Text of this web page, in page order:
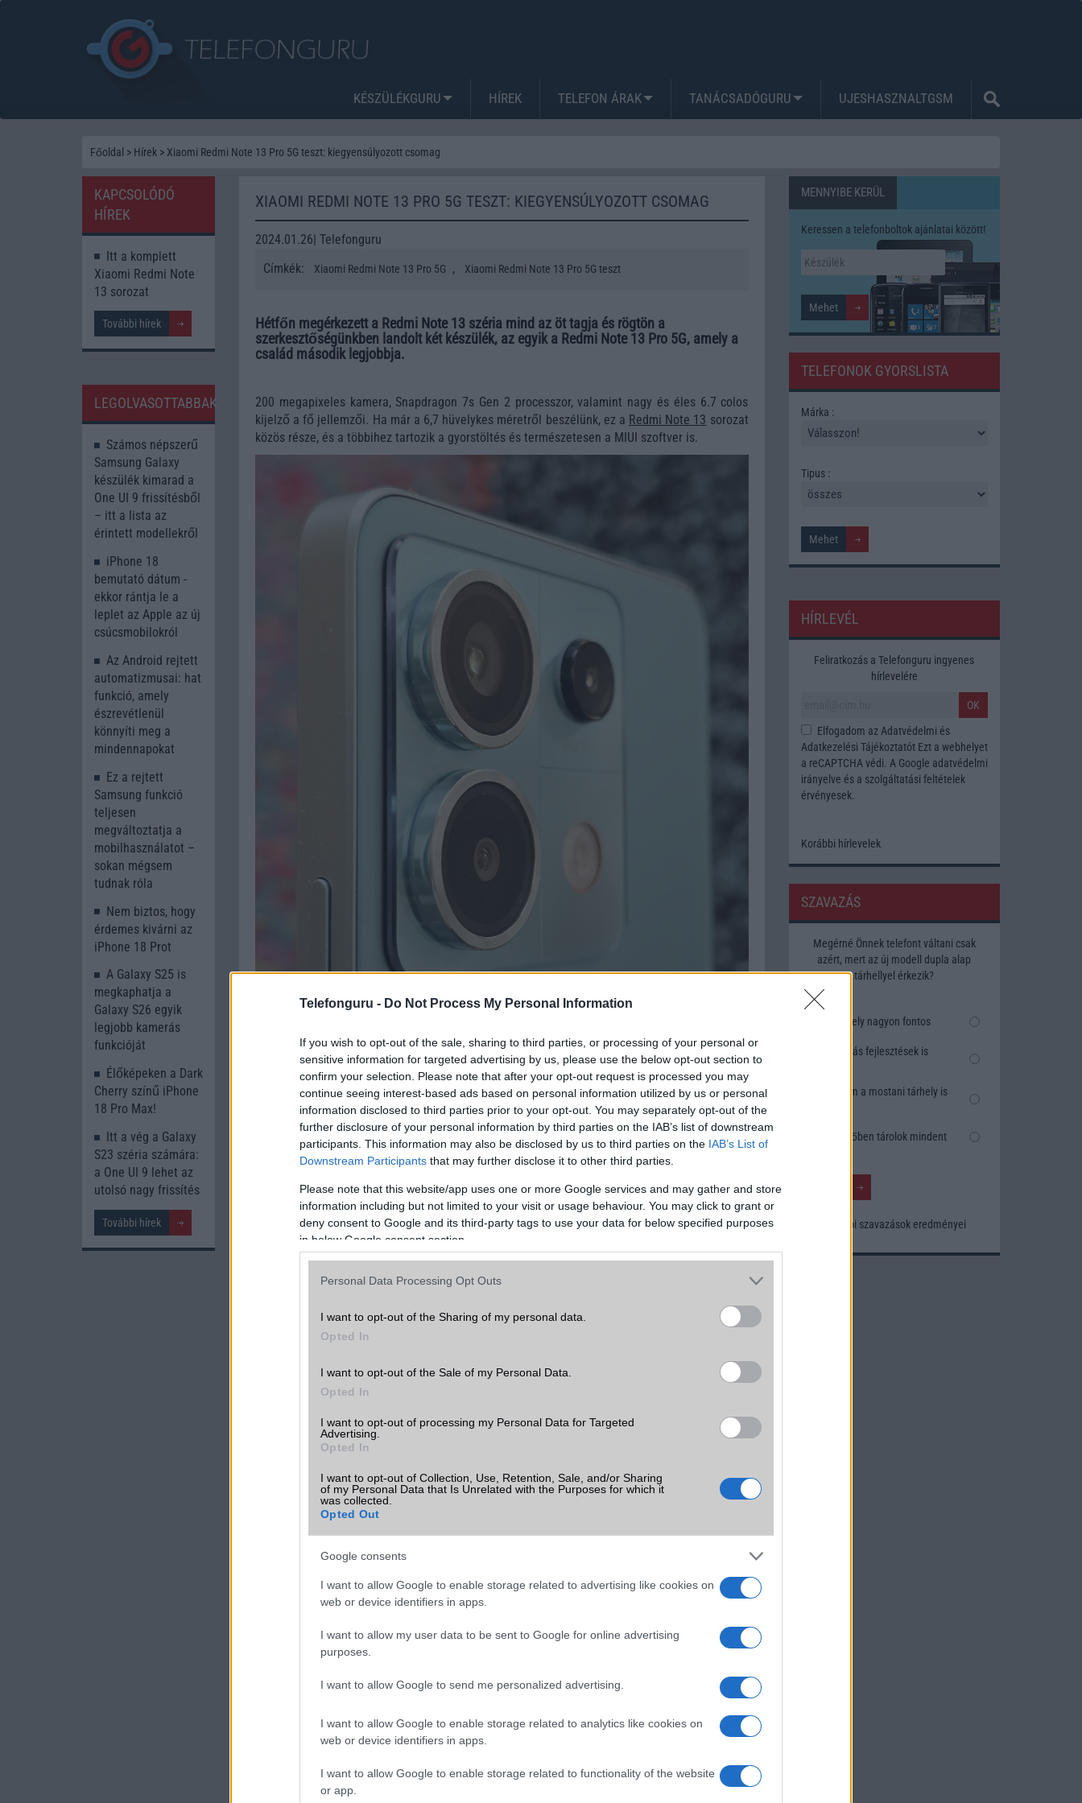
Telefonguru - Do Not Process My Personal Information
If you wish to opt-out of the sale, sharing to third parties, or processing of your personal or
sensitive information for targeted advertising by us, please use the below opt-out section to
confirm your selection. Please note that after your opt-out request is processed you may
continue seeing interest-based ads based on personal information utilized by us or personal
information disclosed to third parties prior to your opt-out. You may separately opt-out of the
further disclosure of your personal information by third parties on the IAB’s list of downstream
participants. This information may also be disclosed by us to third parties on the IAB’s List of
Downstream Participants that may further disclose it to other third parties.
Please note that this website/app uses one or more Google services and may gather and store
information including but not limited to your visit or usage behaviour. You may click to grant or
deny consent to Google and its third-party tags to use your data for below specified purposes
in below Google consent section.
Personal Data Processing Opt Outs
I want to opt-out of the Sharing of my personal data.
Opted In
I want to opt-out of the Sale of my Personal Data.
Opted In
I want to opt-out of processing my Personal Data for Targeted
Advertising.
Opted In
I want to opt-out of Collection, Use, Retention, Sale, and/or Sharing
of my Personal Data that Is Unrelated with the Purposes for which it
was collected.
Opted Out
Google consents
I want to allow Google to enable storage related to advertising like cookies on
web or device identifiers in apps.
I want to allow my user data to be sent to Google for online advertising
purposes.
I want to allow Google to send me personalized advertising.
I want to allow Google to enable storage related to analytics like cookies on
web or device identifiers in apps.
I want to allow Google to enable storage related to functionality of the website
or app.
KÉSZÜLÉKGURU HÍREK TELEFON ÁRAK TANÁCSADÓGURU UJESHASZNALTGSM
Főoldal > Hírek > Xiaomi Redmi Note 13 Pro 5G teszt: kiegyensúlyozott csomag
XIAOMI REDMI NOTE 13 PRO 5G TESZT: KIEGYENSÚLYOZOTT CSOMAG
2024.01.26| Telefonguru
Címkék:
Xiaomi Redmi Note 13 Pro 5G , Xiaomi Redmi Note 13 Pro 5G teszt
Hétfőn megérkezett a Redmi Note 13 széria mind az öt tagja és rögtön a
szerkesztőségünkben landolt két készülék, az egyik a Redmi Note 13 Pro 5G, amely a
család második legjobbja.
200 megapixeles kamera, Snapdragon 7s Gen 2 processzor, valamint nagy és éles 6.7 colos
kijelző a fő jellemzői. Ha már a 6,7 hüvelykes méretről beszélünk, ez a Redmi Note 13 sorozat
közös része, és a többihez tartozik a gyorstöltés és természetesen a MIUI szoftver is.
AXiaomi Redmi Note 13 Pro5G tesztjeide kattintvafolytatódik.
További friss Telefongurus hírek erre!
A cikkhez kapcsolódó linkek:
Új és Használt GSM kiemelt ajánlatok
222.000 Ft (új)
392.000 Ft (új)
245.000 Ft (használt)
Xiaomi Redmi Note 13 Pro
5G teszt: kiegyensúlyozott
csomag
2024.01.26
Itt a komplett Xiaomi Redmi
2024.01.15| Phone Arena
KAPCSOLÓDÓ
HÍREK
Itt a komplett
Xiaomi Redmi Note
13 sorozat
További hírek
LEGOLVASOTTABBAK
Számos népszerű
Samsung Galaxy
készülék kimarad a
One UI 9 frissítésből
– itt a lista az
érintett modellekről
iPhone 18
bemutató dátum -
ekkor rántja le a
leplet az Apple az új
csúcsmobilokról
Az Android rejtett
automatizmusai: hat
funkció, amely
észrevétlenül
könnyíti meg a
mindennapokat
Ez a rejtett
Samsung funkció
teljesen
megváltoztatja a
mobilhasználatot –
sokan mégsem
tudnak róla
Nem biztos, hogy
érdemes kivárni az
iPhone 18 Prot
A Galaxy S25 is
megkaphatja a
Galaxy S26 egyik
legjobb kamerás
funkcióját
Élőképeken a Dark
Cherry színű iPhone
18 Pro Max!
Itt a vég a Galaxy
S23 széria számára:
a One UI 9 lehet az
utolsó nagy frissítés
További hírek
MENNYIBE KERÜL
Keressen a telefonboltok ajánlatai között!
TELEFONOK GYORSLISTA
Márka :
Tipus :
HÍRLEVÉL
Feliratkozás a Telefonguru ingyenes
hírlevelére
OK
Elfogadom az Adatvédelmi és
Adatkezelési TájékoztatótEzt a webhelyet
a reCAPTCHA védi. A Google adatvédelmi
irányelve és a szolgáltatási feltételek
érvényesek.
Korábbi hírlevelek
SZAVAZÁS
Megérné Önnek telefont váltani csak
azért, mert az új modell dupla alap
tárhellyel érkezik?
Igen, a tárhely nagyon fontos
Talán, ha más fejlesztések is
Nem, nekem a mostani tárhely is
Inkább felhőben tárolok mindent
Korábbi szavazások eredményei